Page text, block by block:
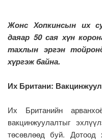
Жонс Хопкинсын их
даяар 50 сая хүн
тахлын эргэн
хүргэж байна.
Их Британи:
Их Британийн
вакцинжуулалтыг
төсөвлөөд буй. Дотоод